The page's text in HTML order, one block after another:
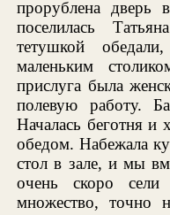
прорублена дверь
поселилась
тетушкой
маленьким
прислуга была
полевую работу.
Началась беготня и
обедом. Набежала
стол в зале, и мы
очень скоро
множество, точно